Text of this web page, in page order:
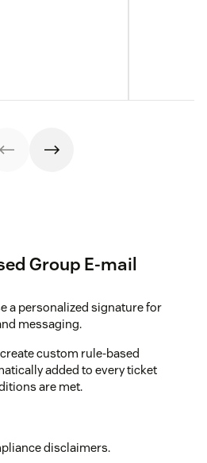
Group E-mail
a personalized signature for
messaging.
custom rule-based
added to every ticket
are met.
disclaimers.